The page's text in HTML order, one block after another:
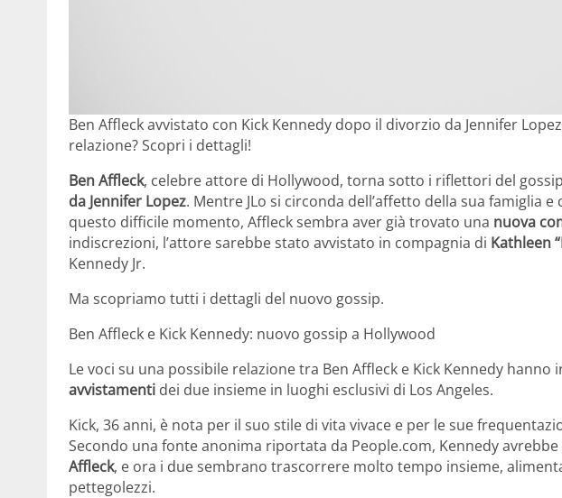
Ben Affleck avvistato con Kick Kennedy dopo il divorzio da Jennifer
relazione? Scopri i dettagli!
Ben Affleck, celebre attore di Hollywood, torna sotto i riflettori del
da Jennifer Lopez. Mentre JLo si circonda dell’affetto della sua famiglia
questo difficile momento, Affleck sembra aver già trovato una nuova
indiscrezioni, l’attore sarebbe stato avvistato in compagnia di Kathleen
Kennedy Jr.
Ma scopriamo tutti i dettagli del nuovo gossip.
Ben Affleck e Kick Kennedy: nuovo gossip a Hollywood
Le voci su una possibile relazione tra Ben Affleck e Kick Kennedy
avvistamenti dei due insieme in luoghi esclusivi di Los Angeles.
Kick, 36 anni, è nota per il suo stile di vita vivace e per le sue
Secondo una fonte anonima riportata da People.com, Kennedy
Affleck, e ora i due sembrano trascorrere molto tempo insieme,
pettegolezzi.